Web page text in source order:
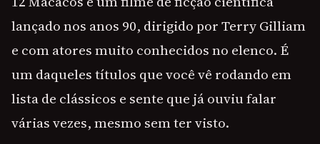
lançado nos anos 90, dirigido por Terry Gilliam
e com atores muito conhecidos no elenco. É
um daqueles títulos que você vê rodando em
lista de clássicos e sente que já ouviu falar
várias vezes, mesmo sem ter visto.